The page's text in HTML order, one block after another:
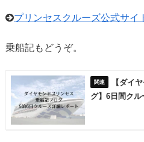
プリンセスクルーズ公式サイ
乗船記もどうぞ。
【ダイ
グ】6日間クル